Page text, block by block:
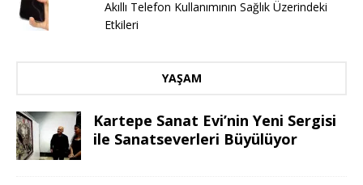
Akıllı Telefon Kullanımının Sağlık Üzerindeki
Etkileri
YAŞAM
Kartepe Sanat Evi’nin Yeni Sergisi
ile Sanatseverleri Büyülüyor